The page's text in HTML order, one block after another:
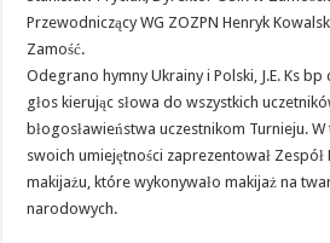
Przewodniczący WG ZOZPN Henryk
Zamość.
Odegrano hymny Ukrainy i Polski, J.E. Ks
głos kierując słowa do wszystkich
błogosławieństwa uczestnikom Turnieju.
swoich umiejętności zaprezentował Zespół
makijażu, które wykonywało makijaż na
narodowych.